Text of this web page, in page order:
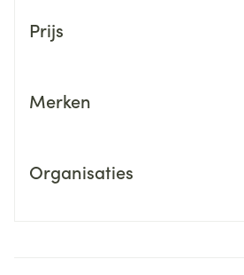
Prijs
Merken
Organisaties